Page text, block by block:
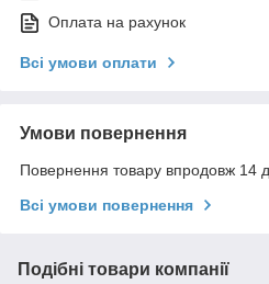
Оплата на рахунок
Всі умови оплати
Умови повернення
Повернення товару впродовж 14
Всі умови повернення
Подібні товари компанії